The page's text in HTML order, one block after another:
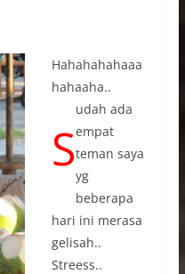
Hahahahahaaa
hahaaha..
S
udah ada
empat
teman saya
yg
beberapa
hari ini merasa
gelisah..
Streess..